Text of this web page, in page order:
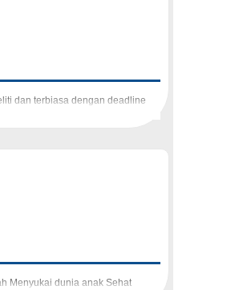
dan terbiasa dengan deadline
Menyukai dunia anak Sehat